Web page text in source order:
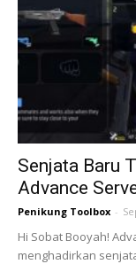
Senjata Baru
Advance
Penikung Toolbox -
Hi Sobat Booyah!
menghadirkan